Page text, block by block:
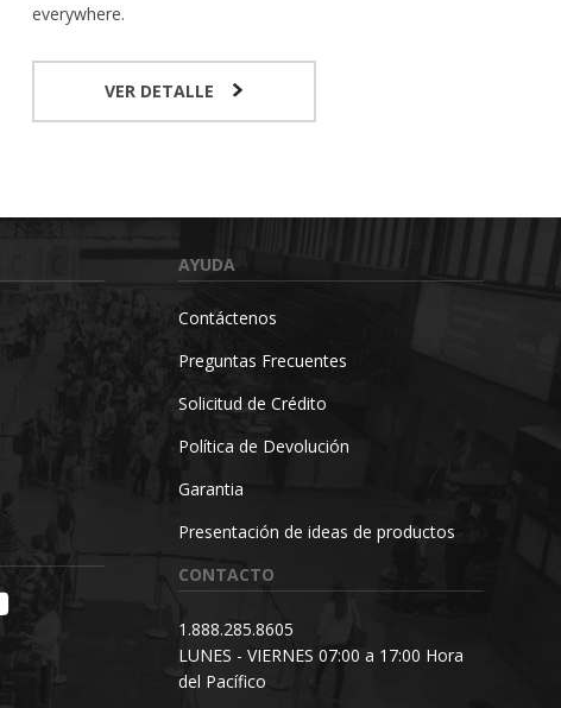
everywhere.
VER DETALLE
AYUDA
Contáctenos
Preguntas Frecuentes
Solicitud de Crédito
Política de Devolución
Garantia
Presentación de ideas de productos
CONTACTO
1.888.285.8605
LUNES - VIERNES 07:00 a 17:00 Hora
del Pacífico